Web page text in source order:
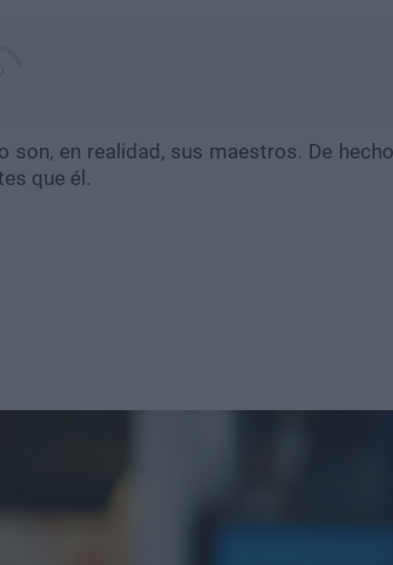
en realidad, sus maestros. De
que él.